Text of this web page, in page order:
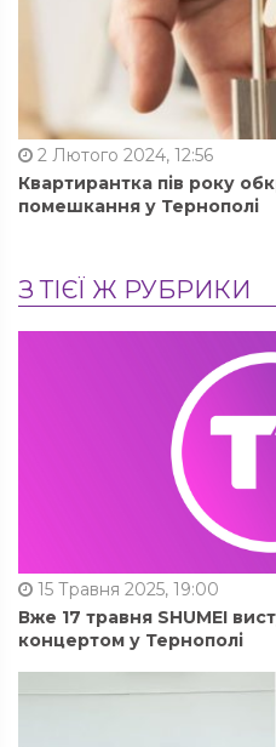
2 Лютого 2024, 12:56
Квартирантка пів року
помешкання у Тернополі
З ТІЄЇ Ж РУБРИКИ
15 Травня 2025, 19:00
Вже 17 травня SHUMEI
концертом у Тернополі